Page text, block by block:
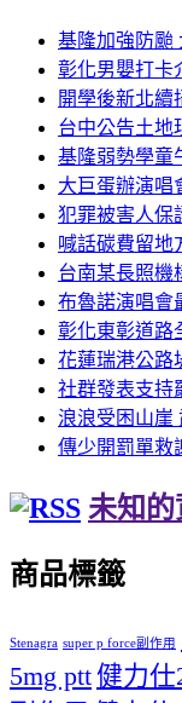
基隆加強防颱
彰化男嬰打卡
開學後新北續
台中公告土地
基隆弱勢學童
大巨蛋辦演唱
犯罪被害人保
喊話碳費留地
台南某長照機
布魯諾演唱會
彰化東彰道路
花蓮瑞港公路
社群發表支持
浪浪受困山崖
傳少開罰單救
未知的
商品標籤
Stenagra super p force副作用
5mg ptt健力仕